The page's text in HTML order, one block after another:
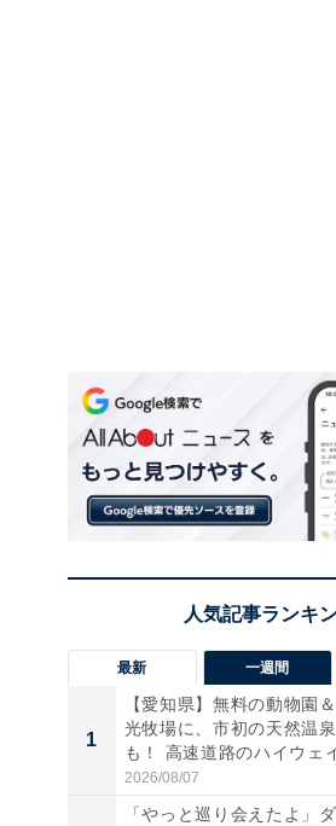
最新 一週間
1
【愛知県】無料の動物園
光牧場に、市初の天然温泉
も！ 高速道路のハイウェ
ア...
2026/08/07
「やっと巡り会えたよ」